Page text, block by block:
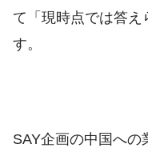
て「現時点では答え
す。
SAY企画の中国への